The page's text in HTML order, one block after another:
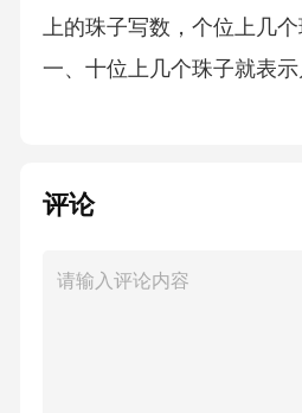
上的珠子写数，个位上几
一、十位上几个珠子就表
计数器所表示的数；读数时
几十，个位是几就读几，
评论